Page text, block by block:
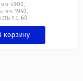
4900 ,
мм: 1940 ,
л.с: 60
корзину